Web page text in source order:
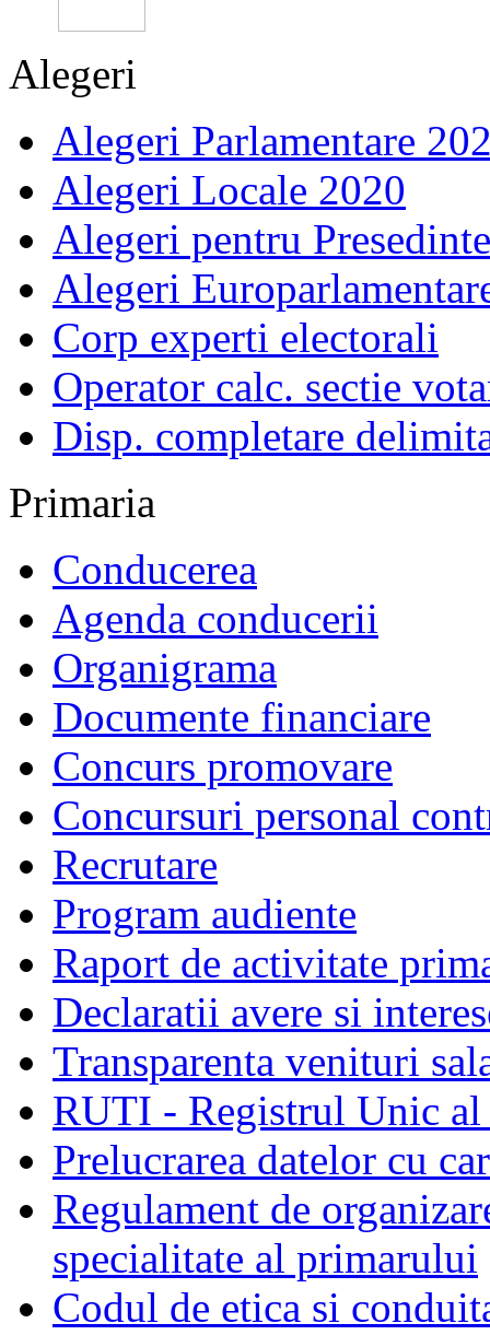
Alegeri
Alegeri Parlamentare
Alegeri Locale 2020
Alegeri pentru
Alegeri
Corp experti electorali
Operator calc. sectie
Disp. completare
Primaria
Conducerea
Agenda conducerii
Organigrama
Documente financiare
Concurs promovare
Concursuri personal
Recrutare
Program audiente
Raport de activitate
Declaratii avere si
Transparenta venituri
RUTI - Registrul Unic al
Prelucrarea datelor cu
Regulament de
specialitate al primarului
Codul de etica si